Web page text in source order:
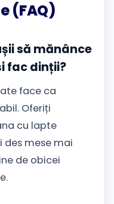
(FAQ)
să mănânce
fac dinții?
face ca
Oferiți
cu lapte
mese mai
de obicei